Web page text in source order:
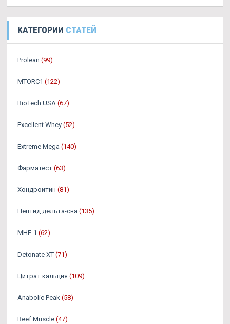
КАТЕГОРИИ СТАТЕЙ
Prolean (99)
MTORC1 (122)
BioTech USA (67)
Excellent Whey (52)
Extreme Mega (140)
Фарматест (63)
Хондроитин (81)
Пептид дельта-сна (135)
MHF-1 (62)
Detonate XT (71)
Цитрат кальция (109)
Anabolic Peak (58)
Beef Muscle (47)